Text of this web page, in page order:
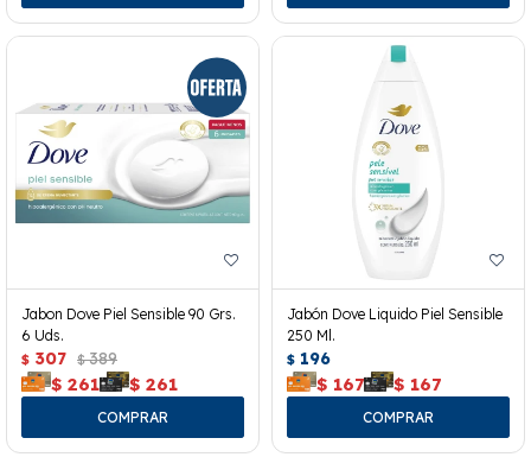
Jabon Dove Piel Sensible 90 Grs.
6 Uds.
$ 307 $ 389
$ 261 $ 261
Jabón Dove Liquido Piel Sensible
250 Ml.
$ 196
$ 167 $ 167